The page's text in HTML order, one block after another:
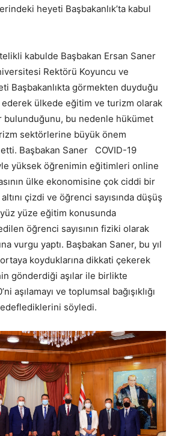
heyeti Başbakanlık’ta kabul
kabulde Başbakan Ersan Saner
Rektörü Koyuncu ve
Başbakanlıkta görmekten duyduğu
ülkede eğitim ve turizm olarak
bulunduğunu, bu nedenle hükümet
sektörlerine büyük önem
Başbakan Saner COVID-19
yüksek öğrenimin eğitimleri online
ülke ekonomisine çok ciddi bir
çizdi ve öğrenci sayısında düşüş
yüze eğitim konusunda
öğrenci sayısının fiziki olarak
vurgu yaptı. Başbakan Saner, bu yıl
koyduklarına dikkati çekerek
gönderdiği aşılar ile birlikte
aşılamayı ve toplumsal bağışıklığı
söyledi.